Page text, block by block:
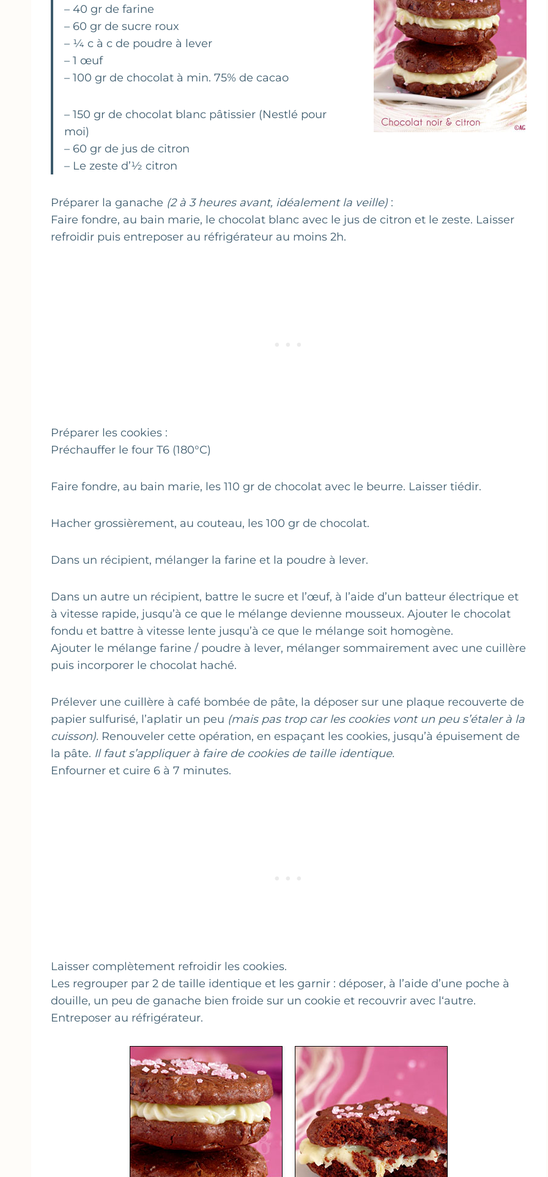
– 40 gr de farine
– 60 gr de sucre roux
– ¼ c à c de poudre à lever
– 1 œuf
– 100 gr de chocolat à min. 75% de cacao
– 150 gr de chocolat blanc pâtissier (Nestlé pour
moi)
– 60 gr de jus de citron
– Le zeste d’½ citron
Préparer la ganache (2 à 3 heures avant, idéalement la veille) :
Faire fondre, au bain marie, le chocolat blanc avec le jus de citron et le zeste. Laisser
refroidir puis entreposer au réfrigérateur au moins 2h.
Préparer les cookies :
Préchauffer le four T6 (180°C)
Faire fondre, au bain marie, les 110 gr de chocolat avec le beurre. Laisser tiédir.
Hacher grossièrement, au couteau, les 100 gr de chocolat.
Dans un récipient, mélanger la farine et la poudre à lever.
Dans un autre un récipient, battre le sucre et l’œuf, à l’aide d’un batteur électrique et
à vitesse rapide, jusqu’à ce que le mélange devienne mousseux. Ajouter le chocolat
fondu et battre à vitesse lente jusqu’à ce que le mélange soit homogène.
Ajouter le mélange farine / poudre à lever, mélanger sommairement avec une cuillère
puis incorporer le chocolat haché.
Prélever une cuillère à café bombée de pâte, la déposer sur une plaque recouverte de
papier sulfurisé, l’aplatir un peu (mais pas trop car les cookies vont un peu s’étaler à la
cuisson). Renouveler cette opération, en espaçant les cookies, jusqu’à épuisement de
la pâte. Il faut s’appliquer à faire de cookies de taille identique.
Enfourner et cuire 6 à 7 minutes.
Laisser complètement refroidir les cookies.
Les regrouper par 2 de taille identique et les garnir : déposer, à l’aide d’une poche à
douille, un peu de ganache bien froide sur un cookie et recouvrir avec l‘autre.
Entreposer au réfrigérateur.